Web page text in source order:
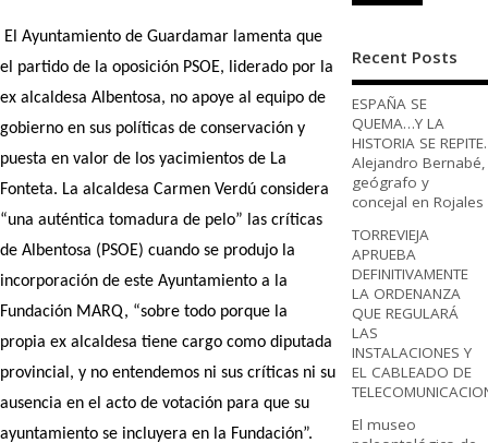
El Ayuntamiento de Guardamar lamenta que
el partido de la oposición PSOE, liderado por la
ex alcaldesa Albentosa, no apoye al equipo de
gobierno en sus políticas de conservación y
puesta en valor de los yacimientos de La
Fonteta. La alcaldesa Carmen Verdú considera
“una auténtica tomadura de pelo” las críticas
de Albentosa (PSOE) cuando se produjo la
incorporación de este Ayuntamiento a la
Fundación MARQ, “sobre todo porque la
propia ex alcaldesa tiene cargo como diputada
provincial, y no entendemos ni sus críticas ni su
ausencia en el acto de votación para que su
ayuntamiento se incluyera en la Fundación”.
Recent Posts
ESPAÑA SE
QUEMA…Y LA
HISTORIA SE REPITE.
Alejandro Bernabé,
geógrafo y
concejal en Rojales
TORREVIEJA
APRUEBA
DEFINITIVAMENTE
LA ORDENANZA
QUE REGULARÁ
LAS
INSTALACIONES Y
EL CABLEADO DE
El museo